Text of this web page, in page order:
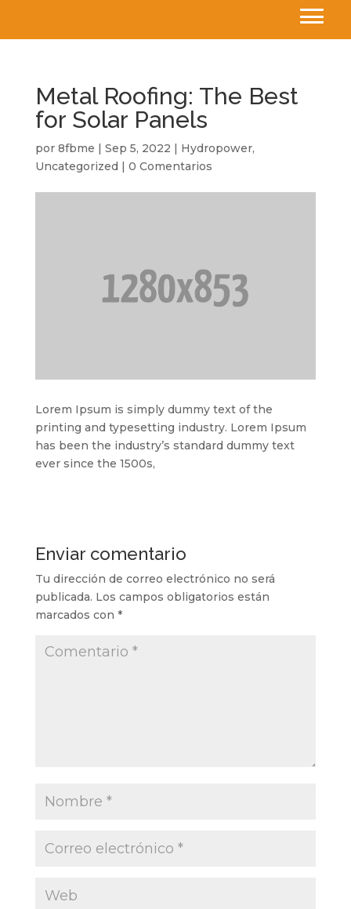
Metal Roofing: The Best
for Solar Panels
por 8fbme | Sep 5, 2022 | Hydropower,
Uncategorized | 0 Comentarios
Lorem Ipsum is simply dummy text of the
printing and typesetting industry. Lorem Ipsum
has been the industry’s standard dummy text
ever since the 1500s,
Enviar comentario
Tu dirección de correo electrónico no será
publicada. Los campos obligatorios están
marcados con *